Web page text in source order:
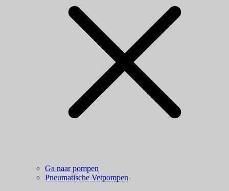
Ga naar pompen
Pneumatische Vetpompen